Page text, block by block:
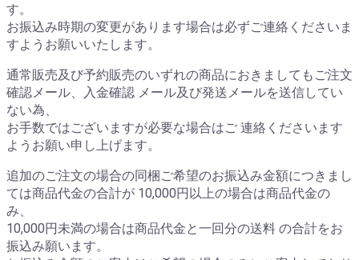
す。
お振込み時期の変更があります場合は必ずご連絡くださいま
すようお願いいたします。
通常販売及び予約販売のいずれの商品におきましてもご注文
確認メール、入金確認 メール及び発送メールを送信してい
ない為、
お手数ではございますが必要な場合はご 連絡くださいます
ようお願い申し上げます。
追加のご注文の場合の同梱ご希望のお振込み金額につきまし
ては商品代金の合計が 10,000円以上の場合は商品代金の
み、
10,000円未満の場合は商品代金と一回分の送料 の合計をお
振込み願います。